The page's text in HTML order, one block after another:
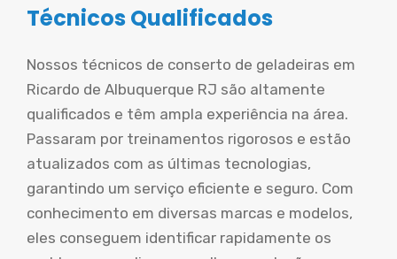
Técnicos Qualificados
Nossos técnicos de conserto de geladeiras em
Ricardo de Albuquerque RJ são altamente
qualificados e têm ampla experiência na área.
Passaram por treinamentos rigorosos e estão
atualizados com as últimas tecnologias,
garantindo um serviço eficiente e seguro. Com
conhecimento em diversas marcas e modelos,
eles conseguem identificar rapidamente os